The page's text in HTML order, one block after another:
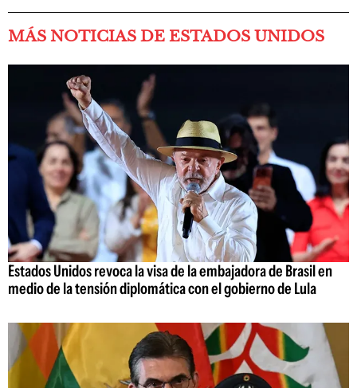
MÁS NOTICIAS DE ESTADOS UNIDOS
Estados Unidos revoca la visa de la embajadora de Brasil en
medio de la tensión diplomática con el gobierno de Lula